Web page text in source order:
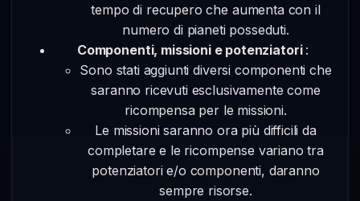
tempo di recupero che aumenta con il
numero di pianeti posseduti.
Componenti, missioni e potenziatori :
Sono stati aggiunti diversi componenti che
saranno ricevuti esclusivamente come
ricompensa per le missioni.
Le missioni saranno ora più difficili da
completare e le ricompense variano tra
potenziatori e/o componenti, daranno
sempre risorse.